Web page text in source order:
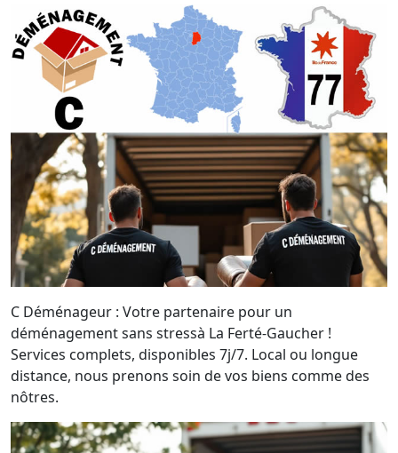
C Déménageur : Votre partenaire pour un
déménagement sans stressà La Ferté-Gaucher !
Services complets, disponibles 7j/7. Local ou longue
distance, nous prenons soin de vos biens comme des
nôtres.